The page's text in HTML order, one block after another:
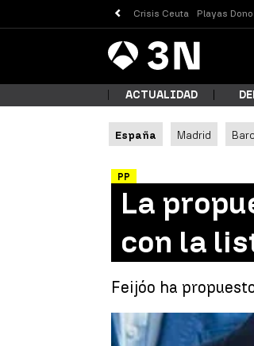
Crisis Ceuta Playas
Antena
3 Noticias
ACTUALIDAD
España Madrid
PP
La
con la
Feijóo ha